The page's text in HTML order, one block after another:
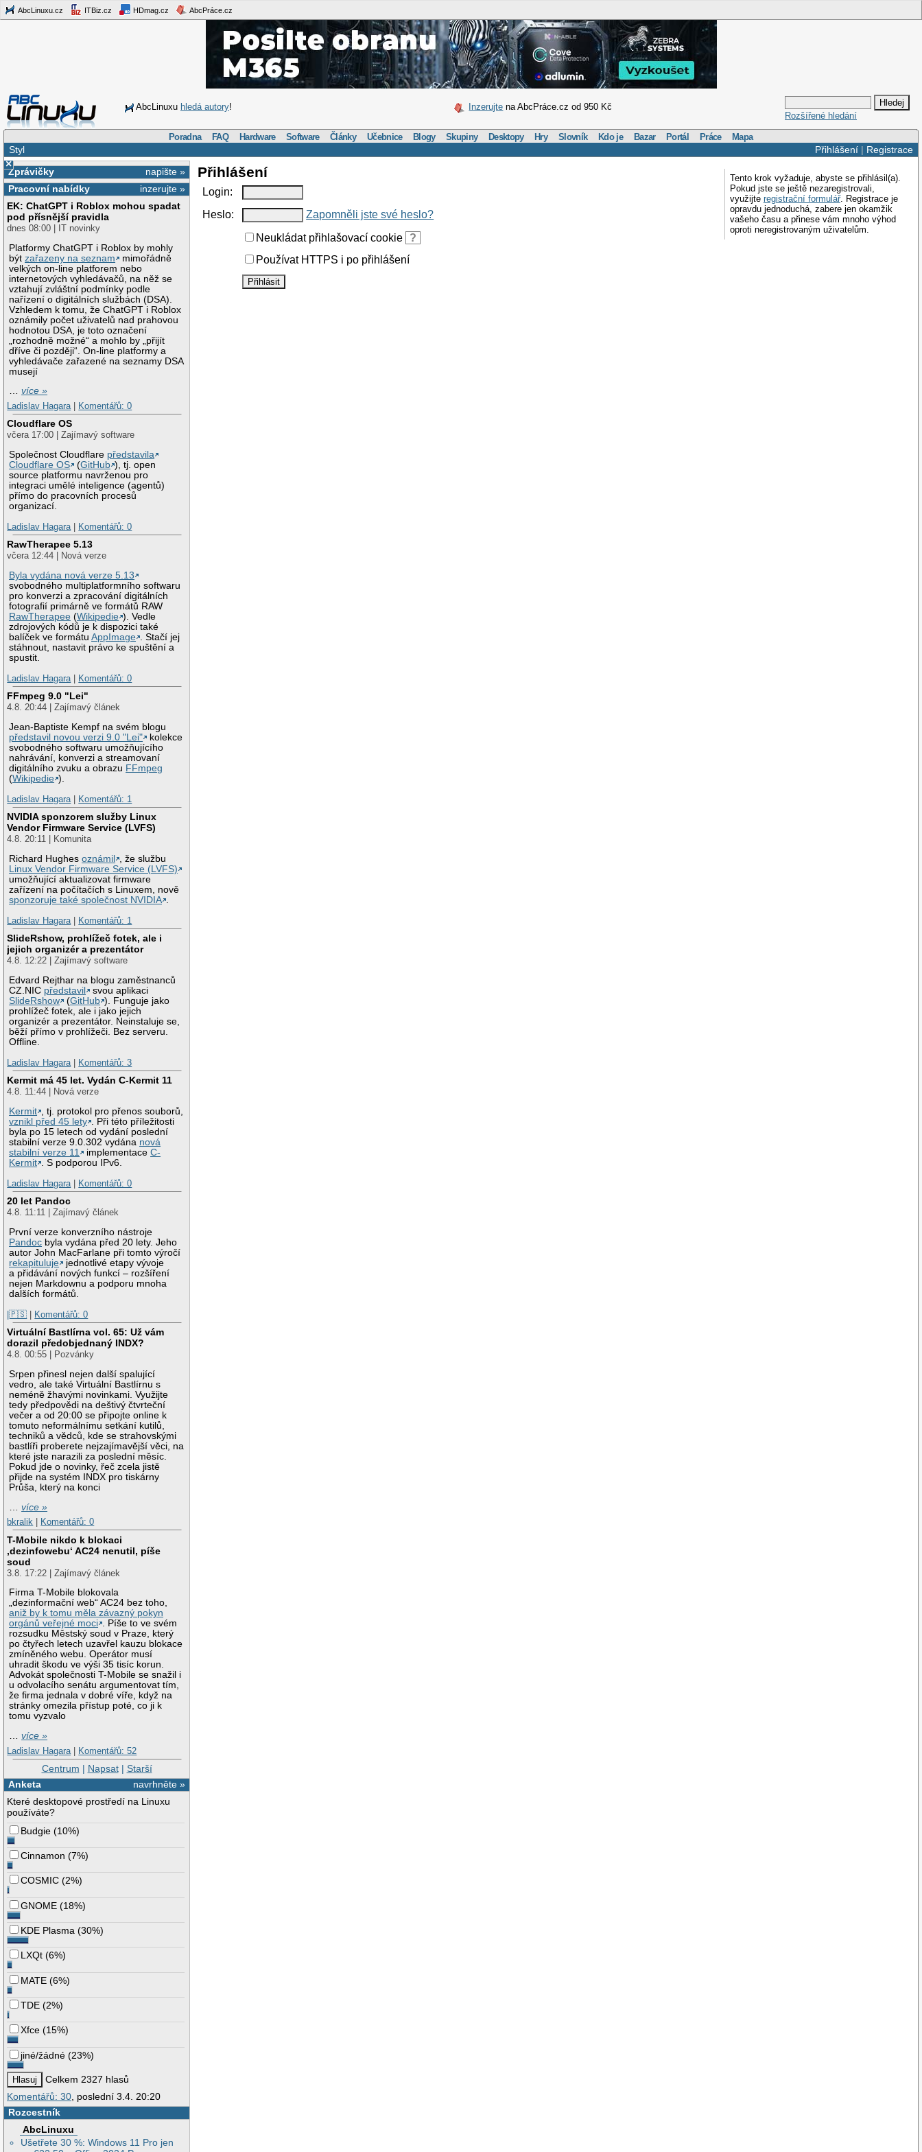
AbcLinuxu.cz ITBiz.cz HDmag.cz AbcPráce.cz
AbcLinuxu hledá autory! Inzerujte na AbcPráce.cz od 950 Kč
Rozšířené hledání
Poradna FAQ Hardware Software Články Učebnice Blogy Skupiny Desktopy Hry Slovník Kdo je Bazar Portál Práce Mapa
Přihlášení| Registrace
Styl
×
napište »
Zprávičky
inzerujte »
Pracovní nabídky
EK: ChatGPT i Roblox mohou spadat
pod přísnější pravidla
dnes 08:00 | IT novinky
Platformy ChatGPT i Roblox by mohly
býtzařazeny na seznam
mimořádně
velkých on-line platforem nebo
internetových vyhledávačů, na něž se
vztahují zvláštní podmínky podle
nařízení o digitálních službách (DSA).
Vzhledem k tomu, že ChatGPT i Roblox
oznámily počet uživatelů nad prahovou
hodnotou DSA, je toto označení
„rozhodně možné“ a mohlo by „přijít
dříve či později“. On-line platformy a
vyhledávače zařazené na seznamy DSA
musejí
…více »
Ladislav Hagara
Komentářů: 0
Cloudflare OS
včera 17:00 | Zajímavý software
Společnost Cloudflare představila
Cloudflare OS
(GitHub ), tj. open
source platformu navrženou pro
integraci umělé inteligence (agentů)
přímo do pracovních procesů
organizací.
Ladislav Hagara
Komentářů: 0
RawTherapee 5.13
včera 12:44 | Nová verze
Byla vydána nová verze 5.13
svobodného multiplatformního softwaru
pro konverzi a zpracování digitálních
fotografií primárně ve formátů RAW
RawTherapee (Wikipedie ). Vedle
zdrojových kódů je k dispozici také
balíček ve formátuAppImage . Stačí jej
stáhnout, nastavit právo ke spuštění a
spustit.
Ladislav Hagara
Komentářů: 0
FFmpeg 9.0 "Lei"
4.8. 20:44 | Zajímavý článek
Jean-Baptiste Kempf na svém blogu
představil novou verzi 9.0 "Lei"
kolekce
svobodného softwaru umožňujícího
nahrávání, konverzi a streamovaní
digitálního zvuku a obrazu FFmpeg
(Wikipedie ).
Ladislav Hagara
Komentářů: 1
NVIDIA sponzorem služby Linux
Vendor Firmware Service (LVFS)
4.8. 20:11 | Komunita
Richard Hughesoznámil
, že službu
Linux Vendor Firmware Service (LVFS)
umožňující aktualizovat firmware
zařízení na počítačích s Linuxem, nově
sponzoruje také společnost NVIDIA .
Ladislav Hagara | Komentářů: 1
SlideRshow, prohlížeč fotek, ale i
jejich organizér a prezentátor
4.8. 12:22 | Zajímavý software
Edvard Rejthar na blogu zaměstnanců
CZ.NIC představil
svou aplikaci
SlideRshow
(GitHub ). Funguje jako
prohlížeč fotek, ale i jako jejich
organizér a prezentátor. Neinstaluje se,
běží přímo v prohlížeči. Bez serveru.
Offline.
Ladislav Hagara | Komentářů: 3
Kermit má 45 let. Vydán C-Kermit 11
4.8. 11:44 | Nová verze
Kermit , tj. protokol pro přenos souborů,
vznikl před 45 lety . Při této příležitosti
byla po 15 letech od vydání poslední
stabilní verze 9.0.302 vydána nová
stabilní verze 11
implementaceC-
Kermit . S podporou IPv6.
Ladislav Hagara | Komentářů: 0
20 let Pandoc
4.8. 11:11 | Zajímavý článek
První verze konverzního nástroje
Pandoc byla vydána před 20 lety. Jeho
autor John MacFarlane při tomto výročí
rekapituluje
jednotlivé etapy vývoje
a přidávání nových funkcí – rozšíření
nejen Markdownu a podporu mnoha
dalších formátů.
|🇵🇸 | Komentářů: 0
Virtuální Bastlírna vol. 65: Už vám
dorazil předobjednaný INDX?
4.8. 00:55 | Pozvánky
Srpen přinesl nejen další spalující
vedro, ale také Virtuální Bastlírnu s
neméně žhavými novinkami. Využijte
tedy předpovědi na deštivý čtvrteční
večer a od 20:00 se připojte online k
tomuto neformálnímu setkání kutilů,
techniků a vědců, kde se strahovskými
bastlíři proberete nejzajímavější věci, na
které jste narazili za poslední měsíc.
Pokud jde o novinky, řeč zcela jistě
přijde na systém INDX pro tiskárny
Průša, který na konci
…více »
bkralik
Komentářů: 0
T-Mobile nikdo k blokaci
‚dezinfowebu‘ AC24 nenutil, píše
soud
3.8. 17:22 | Zajímavý článek
Firma T-Mobile blokovala
„dezinformační web“ AC24 bez toho,
aniž by k tomu měla závazný pokyn
orgánů veřejné moci . Píše to ve svém
rozsudku Městský soud v Praze, který
po čtyřech letech uzavřel kauzu blokace
zmíněného webu. Operátor musí
uhradit škodu ve výši 35 tisíc korun.
Advokát společnosti T-Mobile se snažil i
u odvolacího senátu argumentovat tím,
že firma jednala v dobré víře, když na
stránky omezila přístup poté, co ji k
tomu vyzvalo
…více »
Ladislav Hagara | Komentářů: 52
Centrum | Napsat| Starší
navrhněte »
Anketa
Které desktopové prostředí na Linuxu
používáte?
Budgie (10%)
Cinnamon (7%)
COSMIC (2%)
GNOME (18%)
KDE Plasma (30%)
LXQt (6%)
MATE (6%)
TDE (2%)
Xfce (15%)
jiné/žádné (23%)
Celkem 2327 hlasů
Komentářů: 30, poslední 3.4. 20:20
Rozcestník
AbcLinuxu
Ušetřete 30 %: Windows 11 Pro jen
Tento krok vyžaduje, abyste se přihlásil(a).
Pokud jste se ještě nezaregistrovali,
využijte registrační formulář. Registrace je
opravdu jednoduchá, zabere jen okamžik
vašeho času a přinese vám mnoho výhod
oproti neregistrovaným uživatelům.
Přihlášení
Login:
Heslo:
Zapomněli jste své heslo?
Neukládat přihlašovací cookie
?
Používat HTTPS i po přihlášení